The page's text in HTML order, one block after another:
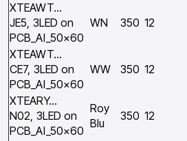
XTEAWT…
JE5, 3LED on
PCB_Al_50×60
WN 350 12
XTEAWT…
CE7, 3LED on
PCB_Al_50×60
WW 350 12
XTEARY…
N02, 3LED on
PCB_Al_50×60
Roy
Blu
350 12